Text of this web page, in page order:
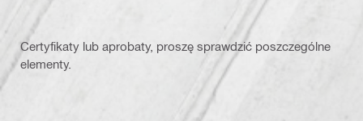
Certyfikaty lub aprobaty, proszę sprawdzić poszczególne
elementy.